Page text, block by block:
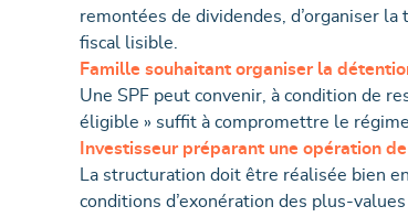
remontées de dividendes, d’organiser
fiscal lisible.
Famille souhaitant organiser la
Une SPF peut convenir, à condition de
éligible » suffit à compromettre le régime.
Investisseur préparant une opération
La structuration doit être réalisée bien
conditions d’exonération des plus-